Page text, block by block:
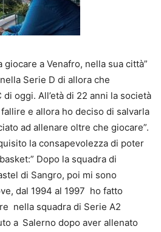
giocare a Venafro, nella sua città”
Serie D di allora che
oggi. All’età di 22 anni la società
e allora ho deciso di salvarla
ad allenare oltre che giocare”.
la consapevolezza di poter
Dopo la squadra di
di Sangro, poi mi sono
dal 1994 al 1997 ho fatto
nella squadra di Serie A2
a Salerno dopo aver allenato